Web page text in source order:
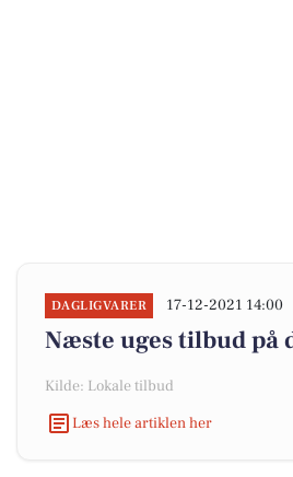
DAGLIGVARER 17-12-2021 14:00
Næste uges tilbud på
Kilde: Lokale tilbud
Læs hele artiklen her